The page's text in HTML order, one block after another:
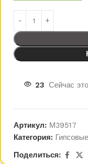
23 Сейчас
Артикул: М39517
Категория:
Поделиться: